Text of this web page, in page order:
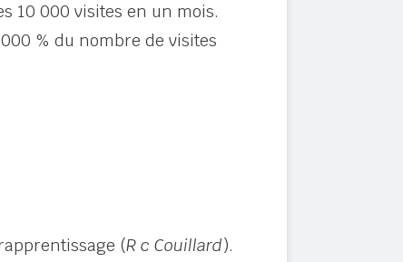
10 000 visites en un mois.
% du nombre de visites
(R c Couillard).